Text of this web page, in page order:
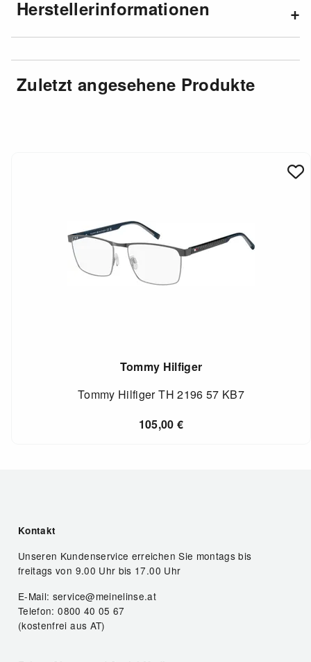
Herstellerinformationen
Zuletzt angesehene Produkte
Tommy Hilfiger
Tommy Hilfiger TH 2196 57 KB7
105,00€
Kontakt
Unseren Kundenservice erreichen Sie montags bis
freitags von 9.00 Uhr bis 17.00 Uhr
E-Mail: service@meinelinse.at
Telefon: 0800 40 05 67
(kostenfrei aus AT)